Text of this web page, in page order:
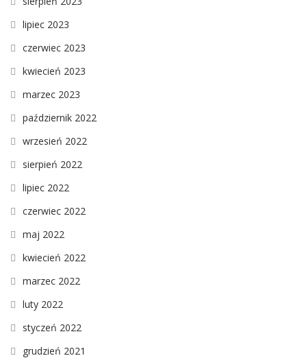
lipiec 2023
czerwiec 2023
kwiecień 2023
marzec 2023
październik 2022
wrzesień 2022
sierpień 2022
lipiec 2022
czerwiec 2022
maj 2022
kwiecień 2022
marzec 2022
luty 2022
styczeń 2022
grudzień 2021